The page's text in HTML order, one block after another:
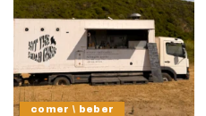
comer \ beber